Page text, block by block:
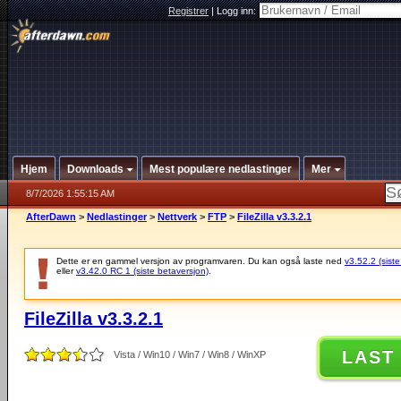
Registrer|Logg inn:
Hjem Downloads Mest populære nedlastinger Mer
8/7/2026 1:55:15 AM
AfterDawn > Nedlastinger > Nettverk > FTP > FileZilla v3.3.2.1
Dette er en gammel versjon av programvaren. Du kan også laste ned v3.52.2
ellerv3.42.0 RC 1 (siste betaversjon)
FileZilla v3.3.2.1
Vista / Win10 / Win7 / Win8 / WinXP LAST